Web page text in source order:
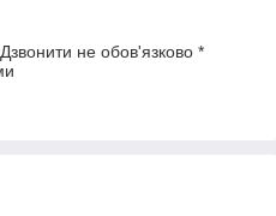
не обов'язково *